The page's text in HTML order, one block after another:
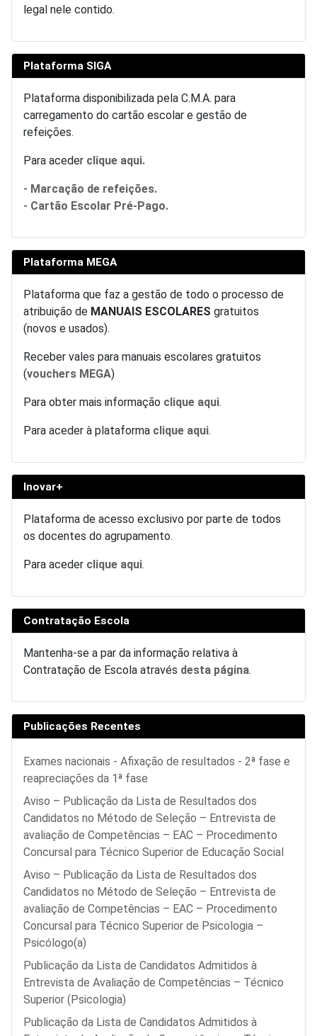
legal nele contido.
Plataforma SIGA
Plataforma disponibilizada pela C.M.A. para
carregamento do cartão escolar e gestão de
refeições.
Para aceder clique aqui.
- Marcação de refeições.
- Cartão Escolar Pré-Pago.
Plataforma MEGA
Plataforma que faz a gestão de todo o processo de
atribuição de MANUAIS ESCOLARES gratuitos
(novos e usados).
Receber vales para manuais escolares gratuitos
(vouchers MEGA)
Para obter mais informação clique aqui.
Para aceder à plataforma clique aqui.
Inovar+
Plataforma de acesso exclusivo por parte de todos
os docentes do agrupamento.
Para aceder clique aqui.
Contratação Escola
Mantenha-se a par da informação relativa à
Contratação de Escola através desta página.
Publicações Recentes
Exames nacionais - Afixação de resultados - 2ª fase e
reapreciações da 1ª fase
Aviso – Publicação da Lista de Resultados dos
Candidatos no Método de Seleção – Entrevista de
avaliação de Competências – EAC – Procedimento
Concursal para Técnico Superior de Educação Social
Aviso – Publicação da Lista de Resultados dos
Candidatos no Método de Seleção – Entrevista de
avaliação de Competências – EAC – Procedimento
Concursal para Técnico Superior de Psicologia –
Psicólogo(a)
Publicação da Lista de Candidatos Admitidos à
Entrevista de Avaliação de Competências – Técnico
Superior (Psicologia)
Publicação da Lista de Candidatos Admitidos à